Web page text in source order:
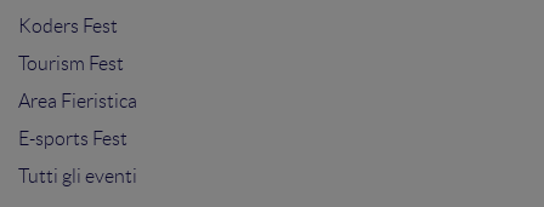
Koders Fest
Tourism Fest
Area Fieristica
E-sports Fest
Tutti gli eventi